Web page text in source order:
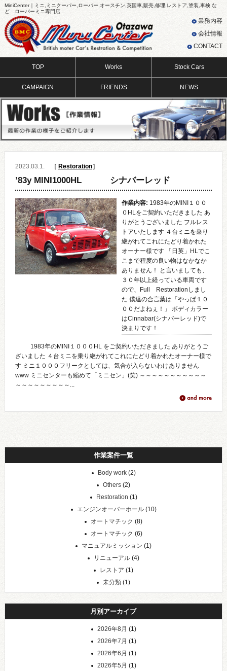
MiniCenter｜ミニ,ミニクーパー,ローバー,オースチン,英国車,販売,修理,レストア,塗装,車検 な
ど ローバーミニ専門店
業務内容
会社情報
CONTACT
TOP Works Stock Cars
CAMPAIGN FRIENDS NEWS
2023.03.1. ［ Restoration］
’83y MINI1000HL シナバーレッド
作業内容: 1983年のMINI１００
０HLをご契約いただきました あ
りがとうございました フルレス
トアいたします ４台ミニを乗り
継がれてこれにたどり着かれた
オーナー様です 「日英」HLでこ
こまで程度の良い物はなかなか
ありません！ と言いましても、
３０年以上経っている車両です
ので、Full Restorationしまし
た 僕達の合言葉は「やっぱ１０
００だよねぇ！」 ボディカラー
はCinnabar(シナバーレッド)で
決まりです！
1983年のMINI１０００HL をご契約いただきました ありがとうご
ざいました ４台ミニを乗り継がれてこれにたどり着かれたオーナー様で
す ミニ１０００フリークとしては、気合が入らないわけありません
www ミニセンターも縮めて「ミニセン」(笑) ～～～～～～～～～～～
～～～～～～～～～...
作業案件一覧
Body work(2)
Others (2)
Restoration (1)
エンジンオーバーホール(10)
オートマチック (8)
オートマチック (6)
マニュアルミッション (1)
リニューアル (4)
レストア (1)
未分類 (1)
月別アーカイブ
2026年8月 (1)
2026年7月 (1)
2026年6月 (1)
2026年5月 (1)